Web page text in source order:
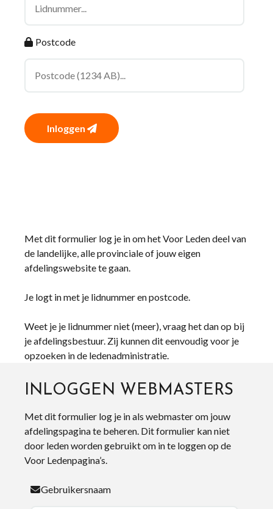
Postcode
Inloggen
Met dit formulier log je in om het Voor Leden deel van
de landelijke, alle provinciale of jouw eigen
afdelingswebsite te gaan.
Je logt in met je lidnummer en postcode.
Weet je je lidnummer niet (meer), vraag het dan op bij
je afdelingsbestuur. Zij kunnen dit eenvoudig voor je
opzoeken in de ledenadministratie.
INLOGGEN WEBMASTERS
Met dit formulier log je in als webmaster om jouw
afdelingspagina te beheren. Dit formulier kan niet
door leden worden gebruikt om in te loggen op de
Voor Ledenpagina’s.
Gebruikersnaam